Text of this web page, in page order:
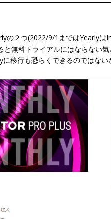
の２つ(2022/9/1まではYearlyは
と無料トライアルにはならない
に移行も恐らくできるのではな